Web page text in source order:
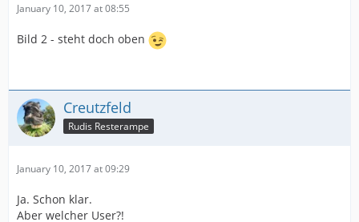
January 10, 2017 at 08:55
Bild 2 - steht doch oben
Creutzfeld
Rudis Resterampe
January 10, 2017 at 09:29
Ja. Schon klar.
Aber welcher User?!